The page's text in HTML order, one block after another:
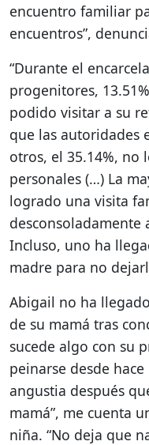
encuentro familiar
encuentros”,
“Durante el
progenitores,
podido visitar a su
que las autoridades
otros, el 35.14%, no
personales (…) La
logrado una visita
desconsoladamente
Incluso, uno ha
madre para no
Abigail no ha
de su mamá tras
sucede algo con su
peinarse desde hace
angustia después
mamá”, me cuenta
niña. “No deja que